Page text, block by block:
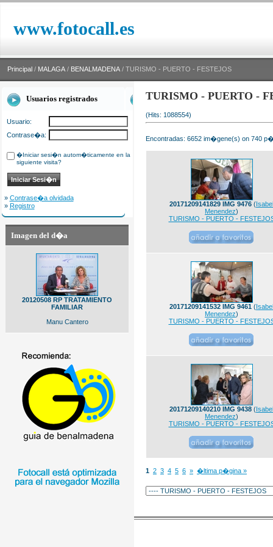
www.fotocall.es
Principal / MALAGA / BENALMADENA / TURISMO - PUERTO - FESTEJOS
Usuarios registrados
Usuario:
Contrase�a:
�Iniciar sesi�n autom�ticamente en la
siguiente visita?
» Contrase�a olvidada
» Registro
Imagen del d�a
20120508 RP TRATAMIENTO
FAMILIAR
Manu Cantero
TURISMO - PUERTO -
(Hits: 1088554)
Encontradas: 6652 im�gene(s) on 740
20171209141829 IMG 9476 (Isabel
Menendez)
TURISMO - PUERTO -
20171209141532 IMG 9461 (Isabel
Menendez)
TURISMO - PUERTO -
20171209140210 IMG 9438 (Isabel
Menendez)
TURISMO - PUERTO -
1 2 3 4 5 6 » �ltima p�gina »